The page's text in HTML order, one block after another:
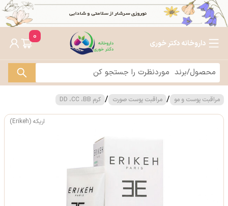
داروخانه دکتر خوری
0
مراقبت پوست و مو / مراقبت پوست صورت / کرم DD ،CC ،BB
اریکه (Erikeh)